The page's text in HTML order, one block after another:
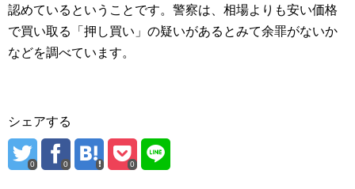
認めているということです。警察は、相場よりも安い価格
で買い取る「押し買い」の疑いがあるとみて余罪がないか
などを調べています。
シェアする
0 0 0